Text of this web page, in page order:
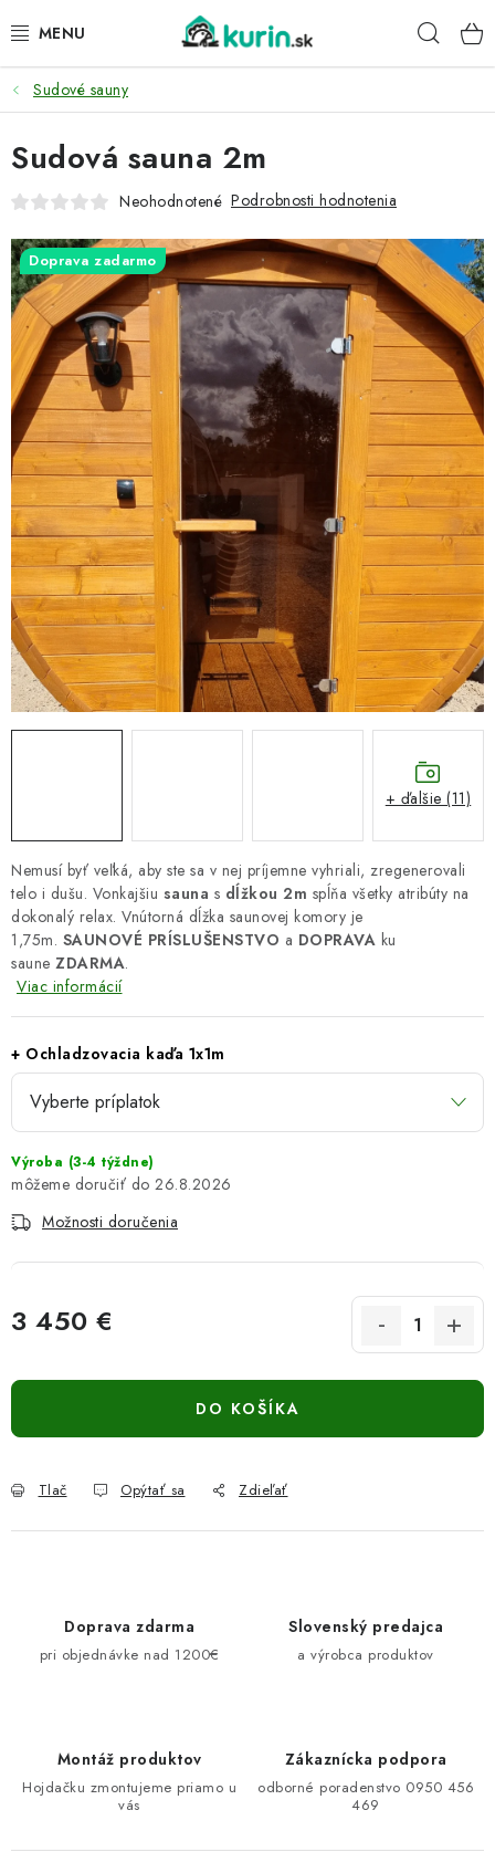
na
PRE HYDINU
PRE PSY
PRE ZAJACE
PRE DETI
ZÁHRADA
DOMÁCI WELLNESS
PRE VTÁKY
DARČEKOVÝ POUKAZ
Náš príbeh od začiatku Doprava Kontakt
Blog
Hodnotenie obchodu
Obchodné podmienky
Vrátenie, výmena tovaru
Pravidlá súťaží na Facebooku
Sudové sauny
Nemusí byť veľká, aby ste sa v nej príjemne vyhriali, zregenerovali
telo i dušu. Vonkajšiu sauna s dĺžkou 2m spĺňa všetky atribúty na
dokonalý relax. Vnútorná dĺžka saunovej komory je
1,75m. SAUNOVÉ PRÍSLUŠENSTVO a DOPRAVA ku
saune ZDARMA.
Viac informácií
+ Ochladzovacia kaďa 1x1m
Výroba (3-4 týždne)
26.8.2026
Možnosti doručenia
3 450 €
DO KOŠÍKA
Tlač Opýtať sa Zdieľať
Sudová sauna 2m
Neohodnotené Podrobnosti hodnotenia
Doprava zadarmo
+ ďalšie (11)
Doprava zdarma
pri objednávke nad 1200€
Slovenský predajca
a výrobca produktov
Montáž produktov
Hojdačku zmontujeme priamo u
vás
Zákaznícka podpora
odborné poradenstvo 0950 456
469